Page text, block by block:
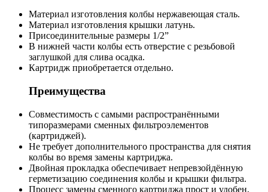
Материал изготовления колбы нержавеющая сталь.
Материал изготовления крышки латунь.
Присоединительные размеры 1/2”
В нижней части колбы есть отверстие с резьбовой
заглушкой для слива осадка.
Картридж приобретается отдельно.
Преимущества
Совместимость с самыми распространёнными
типоразмерами сменных фильтроэлементов
(картриджей).
Не требует дополнительного пространства для снятия
колбы во время замены картриджа.
Двойная прокладка обеспечивает непревзойдённую
герметизацию соединения колбы и крышки фильтра.
Процесс замены сменного картриджа прост и удобен,